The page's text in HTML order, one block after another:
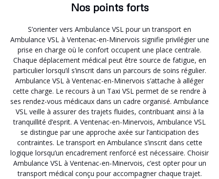
Nos points forts
S’orienter vers Ambulance VSL pour un transport en
Ambulance VSL à Ventenac-en-Minervois signifie privilégier une
prise en charge où le confort occupent une place centrale.
Chaque déplacement médical peut être source de fatigue, en
particulier lorsqu’il s’inscrit dans un parcours de soins régulier.
Ambulance VSL à Ventenac-en-Minervois s’attache à alléger
cette charge. Le recours à un Taxi VSL permet de se rendre à
ses rendez-vous médicaux dans un cadre organisé. Ambulance
VSL veille à assurer des trajets fluides, contribuant ainsi à la
tranquillité d’esprit. A Ventenac-en-Minervois, Ambulance VSL
se distingue par une approche axée sur l’anticipation des
contraintes. Le transport en Ambulance s’inscrit dans cette
logique lorsqu’un encadrement renforcé est nécessaire. Choisir
Ambulance VSL à Ventenac-en-Minervois, c’est opter pour un
transport médical conçu pour accompagner chaque trajet.